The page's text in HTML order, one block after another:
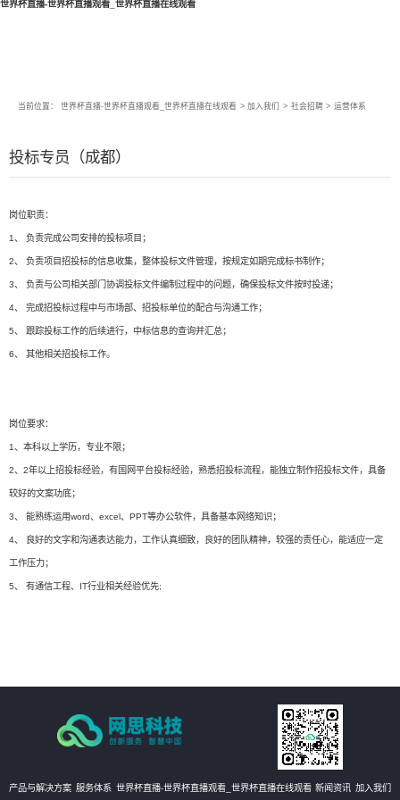
世界杯直播-世界杯直播观看_世界杯直播在线观看
当前位置： 世界杯直播-世界杯直播观看_世界杯直播在线观看 > 加入我们 > 社会招聘 > 运营体系
投标专员（成都）
岗位职责：
1、 负责完成公司安排的投标项目；
2、 负责项目招投标的信息收集，整体投标文件管理，按规定如期完成标书制作；
3、 负责与公司相关部门协调投标文件编制过程中的问题，确保投标文件按时投递；
4、 完成招投标过程中与市场部、招投标单位的配合与沟通工作；
5、 跟踪投标工作的后续进行，中标信息的查询并汇总；
6、 其他相关招投标工作。
岗位要求：
1、本科以上学历，专业不限；
2、2年以上招投标经验，有国网平台投标经验，熟悉招投标流程，能独立制作招投标文件，具备
较好的文案功底；
3、 能熟练运用word、excel、PPT等办公软件，具备基本网络知识；
4、 良好的文字和沟通表达能力，工作认真细致，良好的团队精神，较强的责任心，能适应一定
工作压力；
5、 有通信工程、IT行业相关经验优先;
产品与解决方案 服务体系 世界杯直播-世界杯直播观看_世界杯直播在线观看 新闻资讯 加入我们